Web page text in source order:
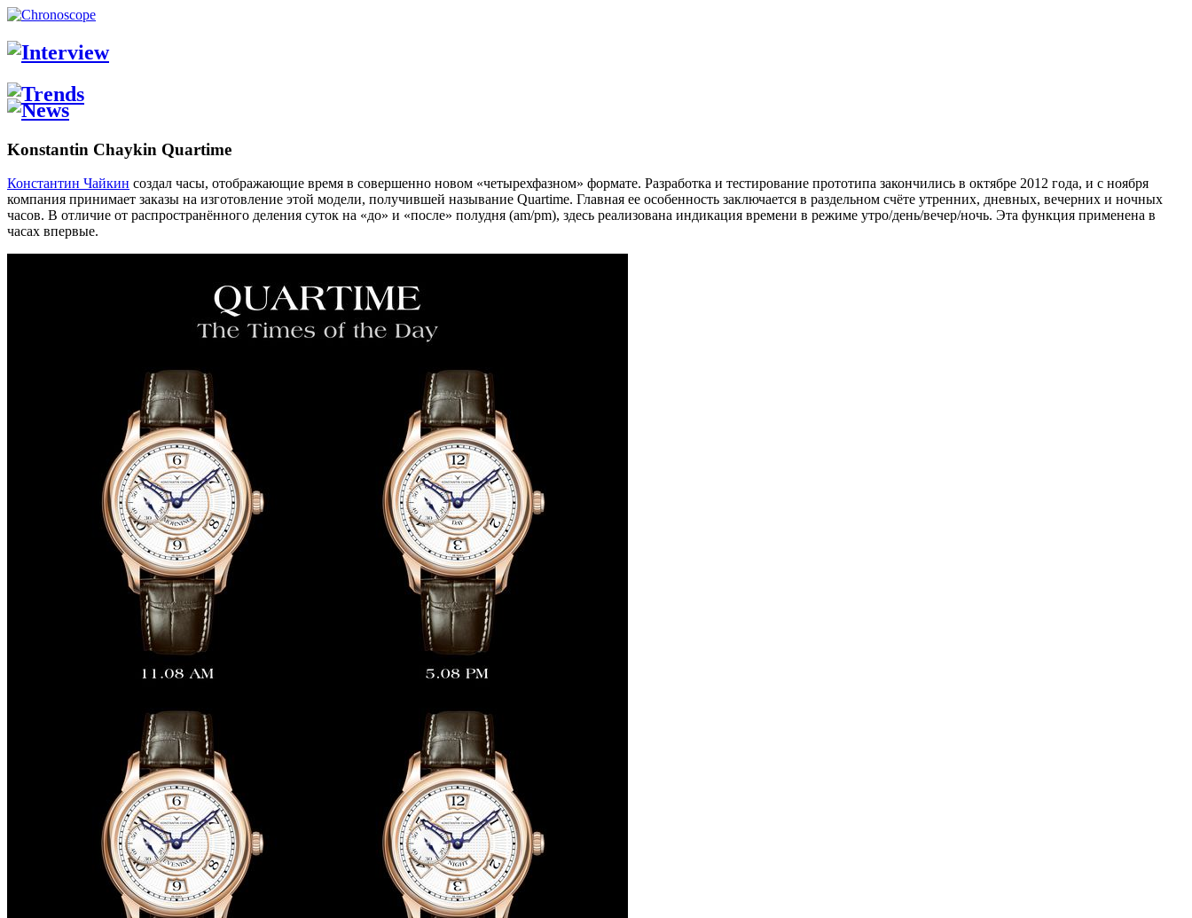
Konstantin Chaykin Quartime
Константин Чайкин создал часы, отображающие время в совершенно новом «четырехфазном» формате. Разработка и тестирование прототипа закончились в октябре 2012 года, и с ноября
компания принимает заказы на изготовление этой модели, получившей называние Quartime. Главная ее особенность заключается в раздельном счёте утренних, дневных, вечерних и ночных
часов. В отличие от распространённого деления суток на «до» и «после» полудня (am/pm), здесь реализована индикация времени в режиме утро/день/вечер/ночь. Эта функция применена в
часах впервые.